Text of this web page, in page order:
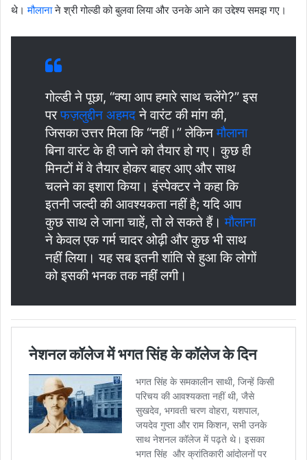
थे।मौलानाने श्री गोल्डी को बुलवा लिया और उनके आने का उद्देश्य समझ गए।
गोल्डी ने पूछा, “क्या आप हमारे साथ चलेंगे?” इस
परफज़लुद्दीन अहमदने वारंट की मांग की,
जिसका उत्तर मिला कि “नहीं।” लेकिनमौलाना
बिना वारंट के ही जाने को तैयार हो गए। कुछ ही
मिनटों में वे तैयार होकर बाहर आए और साथ
चलने का इशारा किया। इंस्पेक्टर ने कहा कि
इतनी जल्दी की आवश्यकता नहीं है; यदि आप
कुछ साथ ले जाना चाहें, तो ले सकते हैं।मौलाना
ने केवल एक गर्म चादर ओढ़ी और कुछ भी साथ
नहीं लिया। यह सब इतनी शांति से हुआ कि लोगों
को इसकी भनक तक नहीं लगी।